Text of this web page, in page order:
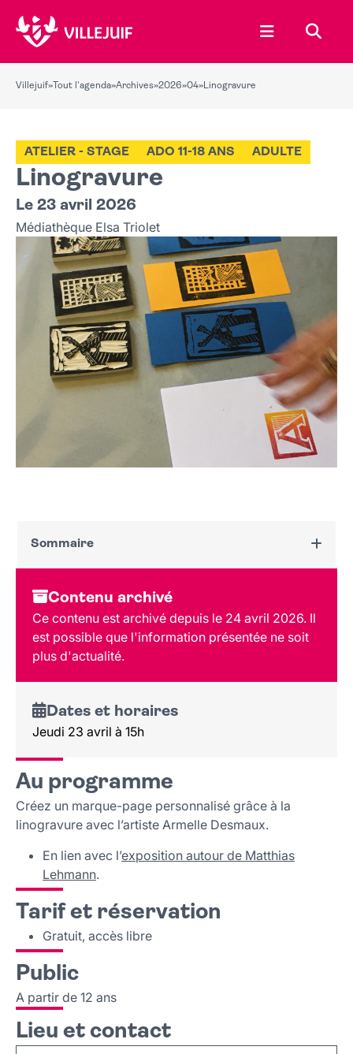
Ouvrir le
Villejuif» Tout l'agenda»Archives»2026»04»Linogravure
Linogravure
ATELIER - STAGE ADO 11-18 ANS ADULTE
Le 23 avril 2026
Médiathèque Elsa Triolet
Sommaire
Dates et horaires
Au programme
Tarif et réservation
Public
Lieu et contact
Contenu archivé
Ce contenu est archivé depuis le 24 avril 2026. Il
est possible que l'information présentée ne soit
plus d'actualité.
Dates et horaires
Jeudi 23 avril à 15h
Au programme
Créez un marque-page personnalisé grâce à la
linogravure avec l’artiste Armelle Desmaux.
En lien avec l’exposition autour de Matthias
Lehmann.
Tarif et réservation
Gratuit, accès libre
Public
A partir de 12 ans
Lieu et contact